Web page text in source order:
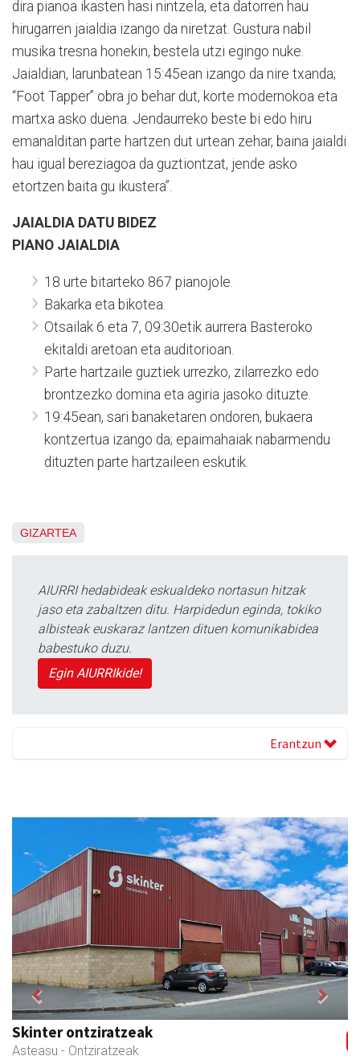
dira pianoa ikasten hasi nintzela, eta datorren hau
hirugarren jaialdia izango da niretzat. Gustura nabil
musika tresna honekin, bestela utzi egingo nuke.
Jaialdian, larunbatean 15:45ean izango da nire txanda;
“Foot Tapper” obra jo behar dut, korte modernokoa eta
martxa asko duena. Jendaurreko beste bi edo hiru
emanalditan parte hartzen dut urtean zehar, baina jaialdi
hau igual bereziagoa da guztiontzat, jende asko
etortzen baita gu ikustera”.
JAIALDIA DATU BIDEZ
PIANO JAIALDIA
18 urte bitarteko 867 pianojole.
Bakarka eta bikotea.
Otsailak 6 eta 7, 09:30etik aurrera Basteroko
ekitaldi aretoan eta auditorioan.
Parte hartzaile guztiek urrezko, zilarrezko edo
brontzezko domina eta agiria jasoko dituzte.
19:45ean, sari banaketaren ondoren, bukaera
kontzertua izango da; epaimahaiak nabarmendu
dituzten parte hartzaileen eskutik.
GIZARTEA
AIURRI hedabideak eskualdeko nortasun hitzak
jaso eta zabaltzen ditu. Harpidedun eginda, tokiko
albisteak euskaraz lantzen dituen komunikabidea
babestuko duzu.
Egin AIURRIkide!
Erantzun
Skinter ontziratzeak
Asteasu - Ontziratzeak
Previous Next